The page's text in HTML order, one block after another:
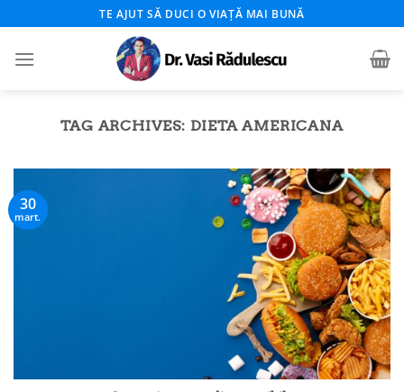
to
content
TE AJUT SĂ DUCI O VIAȚĂ MAI BUNĂ
TAG ARCHIVES: DIETA AMERICANA
30
mart.